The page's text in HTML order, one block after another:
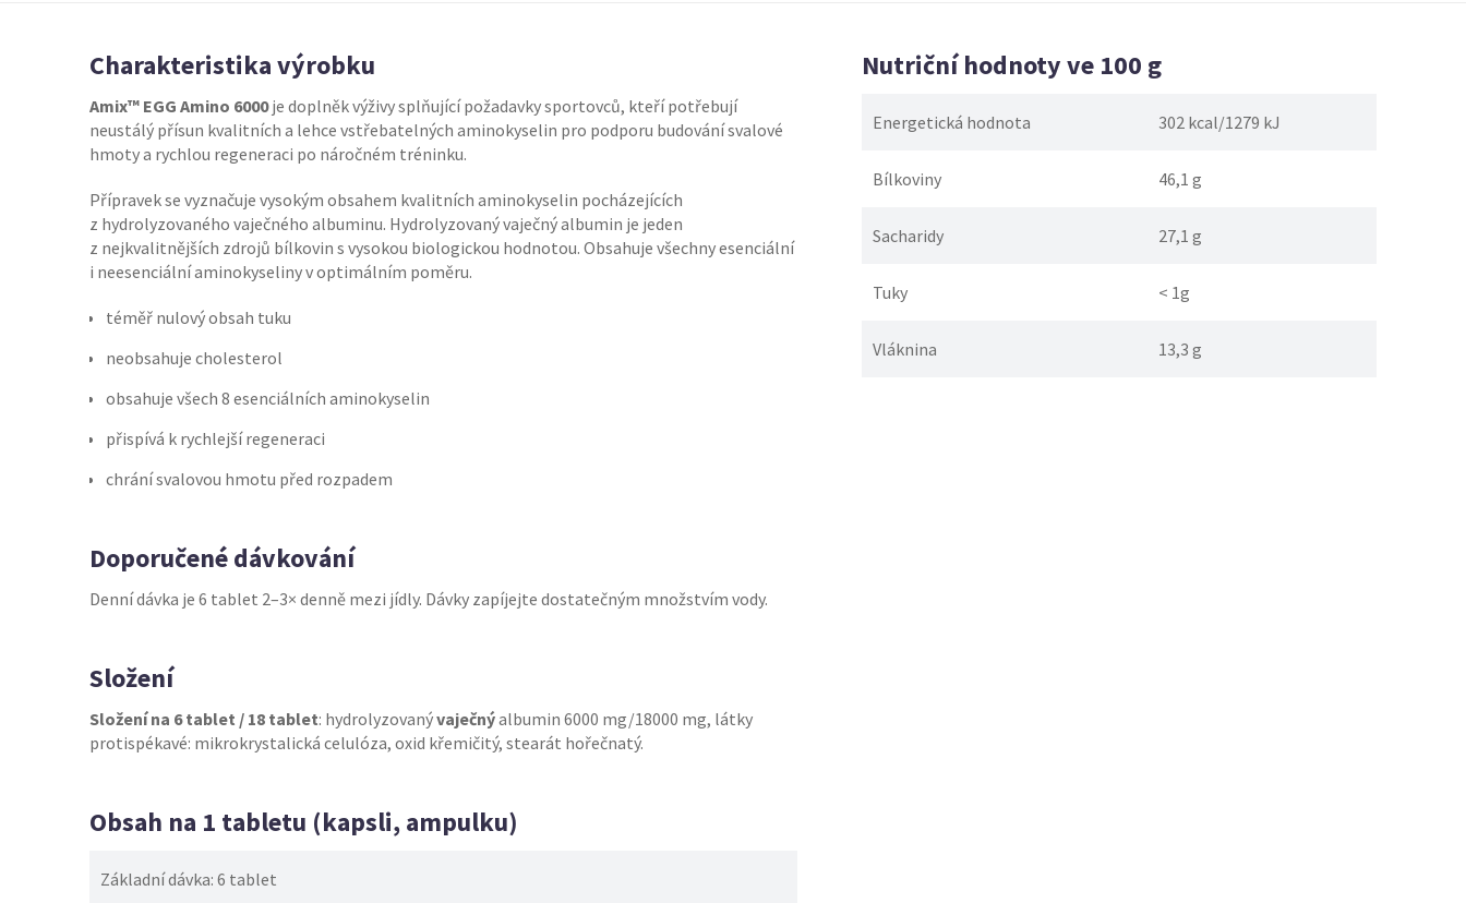
Charakteristika výrobku
Amix™ EGG Amino 6000je doplněk výživy splňující požadavky sportovců, kteří potřebují
neustálý přísun kvalitních a lehce vstřebatelných aminokyselin pro podporu budování svalové
hmoty a rychlou regeneraci po náročném tréninku.
Přípravek se vyznačuje vysokým obsahem kvalitních aminokyselin pocházejících
z hydrolyzovaného vaječného albuminu. Hydrolyzovaný vaječný albumin je jeden
z nejkvalitnějších zdrojů bílkovin s vysokou biologickou hodnotou. Obsahuje všechny esenciální
i neesenciální aminokyseliny v optimálním poměru.
téměř nulový obsah tuku
neobsahuje cholesterol
obsahuje všech 8 esenciálních aminokyselin
přispívá k rychlejší regeneraci
chrání svalovou hmotu před rozpadem
Doporučené dávkování
Denní dávka je 6 tablet 2–3× denně mezi jídly. Dávky zapíjejte dostatečným množstvím vody.
Složení
Složení na 6 tablet / 18 tablet: hydrolyzovanývaječnýalbumin 6000 mg/18000 mg, látky
protispékavé: mikrokrystalická celulóza, oxid křemičitý, stearát hořečnatý.
Obsah na 1 tabletu (kapsli, ampulku)
Základní dávka: 6 tablet
Nutriční hodnoty ve 100 g
Energetická hodnota 302 kcal/1279 kJ
Bílkoviny 46,1 g
Sacharidy 27,1 g
Tuky < 1g
Vláknina 13,3 g